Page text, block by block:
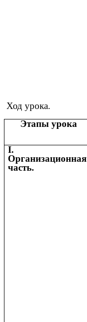
Ход урока.
Этапы урока
I.
Организационная
часть.